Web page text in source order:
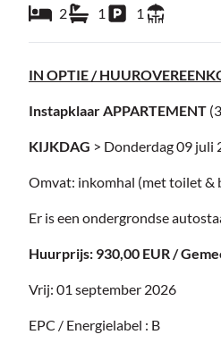
2 1 1
IN OPTIE /
Instapklaar APPARTEMENT
KIJKDAG > Donderdag 09 juli
Omvat: inkomhal (met toilet &
Er is een ondergrondse
Huurprijs: 930,00 EUR /
Vrij: 01 september 2026
EPC / Energielabel : B